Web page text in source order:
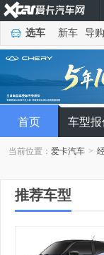
选车 新车 导购
首页 车型报
当前位置：爱卡汽车 >
推荐车型